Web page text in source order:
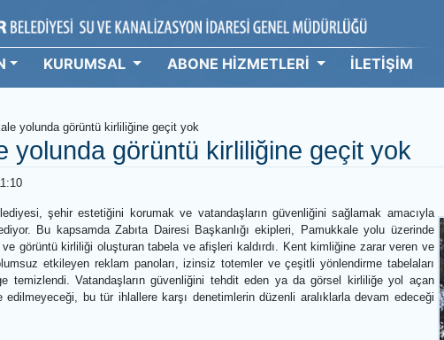
KURUMSAL ABONE HİZMETLERİ
yolunda görüntü kirliliğine geçit yok
yolunda görüntü kirliliğine geçit
Belediyesi, şehir estetiğini korumak ve vatandaşların güvenliğini
ediyor. Bu kapsamda Zabıta Dairesi Başkanlığı ekipleri, Pamukkale
ve görüntü kirliliği oluşturan tabela ve afişleri kaldırdı. Kent kimliğine
olumsuz etkileyen reklam panoları, izinsiz totemler ve çeşitli
bölge temizlendi. Vatandaşların güvenliğini tehdit eden ya da görsel
edilmeyeceği, bu tür ihlallere karşı denetimlerin düzenli aralıklarla